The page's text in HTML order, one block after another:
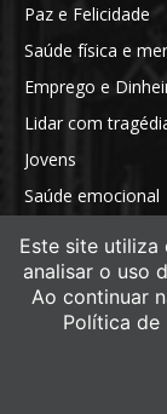
Paz e Felicidade
Saúde física e
Emprego e
Lidar com
Jovens
Saúde emocional
Este site utiliza
analisar o uso
Ao continuar
Política de